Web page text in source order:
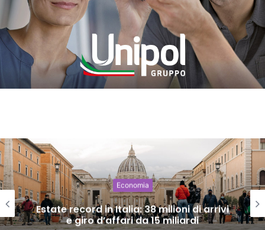
Economia
Estate record in Italia: 38 milioni di arrivi
e giro d’affari da 15 miliardi